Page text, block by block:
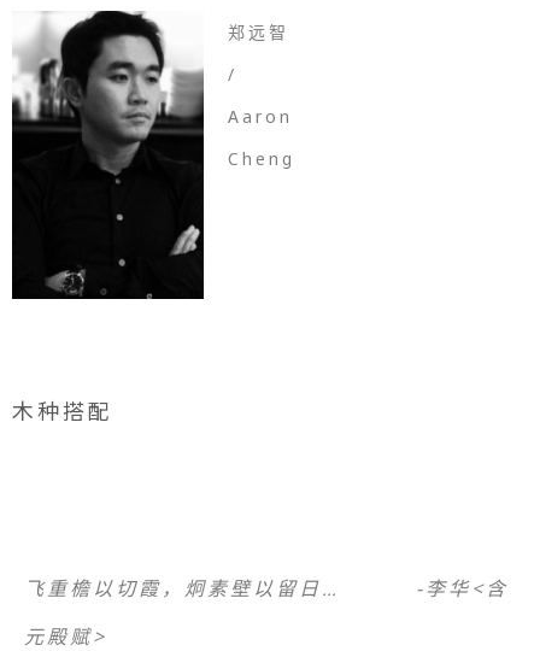
郑远智
/
Aaron
Cheng
木种搭配
飞重檐以切霞，炯素壁以留日… -李华<含
元殿赋>